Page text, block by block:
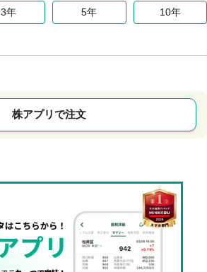
3年 5年 10年
株アプリで注文